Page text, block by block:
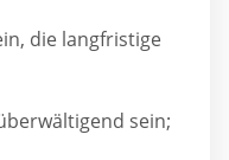
die langfristige
sein;